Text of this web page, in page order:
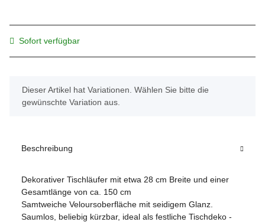
Sofort verfügbar
x
Dieser Artikel hat Variationen. Wählen Sie bitte die
gewünschte Variation aus.
Beschreibung
Dekorativer Tischläufer mit etwa 28 cm Breite und einer
Gesamtlänge von ca. 150 cm
Samtweiche Veloursoberfläche mit seidigem Glanz.
Saumlos, beliebig kürzbar, ideal als festliche Tischdeko -